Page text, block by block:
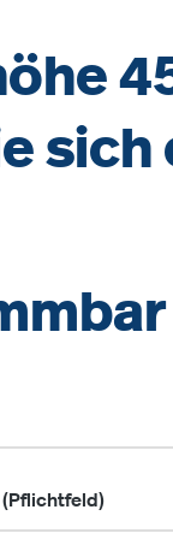
sich
(Pflichtfeld)